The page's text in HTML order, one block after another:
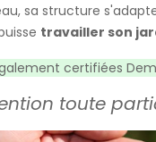
sa structure
travailler son
certifiées
toute